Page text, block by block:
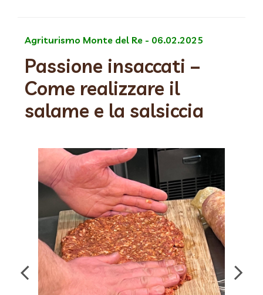
Agriturismo Monte del Re - 06.02.2025
Passione insaccati –
Come realizzare il
salame e la salsiccia